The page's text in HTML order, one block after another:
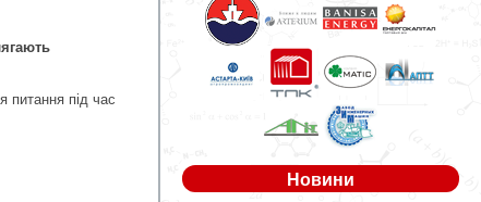
питання під час
Новини